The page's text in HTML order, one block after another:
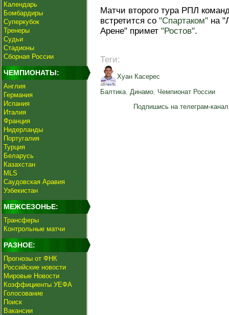
Календарь
Бомбардиры
Суперкубок
Тренеры
Судьи
Стадионы
Сборная России
ЧЕМПИОНАТЫ:
Англия
Германия
Испания
Италия
Франция
Нидерланды
Португалия
Турция
Беларусь
Казахстан
MLS
Саудовская Аравия
Узбекистан
МЕЖСЕЗОНЬЕ:
Трансферы
Контрольные матчи
РАЗНОЕ:
Прогнозы от ФНК
Российские новости
Мировые Новости
Коэффициенты УЕФА
Голосование
Поиск
Вакансии
Матчи второго тура РПЛ
встретится со "Спартаком" на
Арене" примет "Ростов".
Теги:
Хуан Касерес
Балтика, Динамо, Чемпионат России
Подпишись на телеграм-